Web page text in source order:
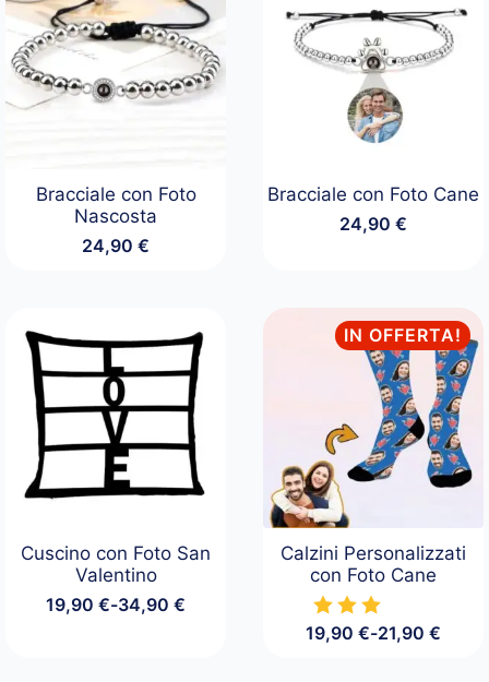
Bracciale con Foto
Nascosta
24,90€
Bracciale con Foto Cane
24,90 €
Cuscino con Foto San
Valentino
19,90€-34,90€
Fascia
IN OFFERTA!
Calzini Personalizzati
con Foto Cane
19,90 €-21,90 €
Fascia